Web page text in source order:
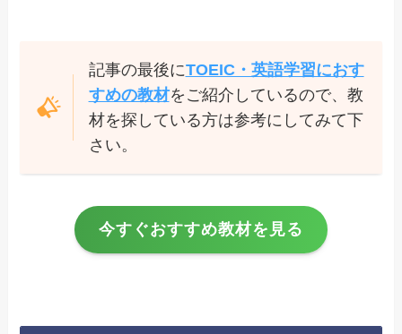
記事の最後にTOEIC・英語学習におす
すめの教材をご紹介しているので、教
材を探している方は参考にしてみて下
さい。
今すぐおすすめ教材を見る